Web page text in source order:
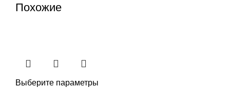
Похожие
Выберите параметры